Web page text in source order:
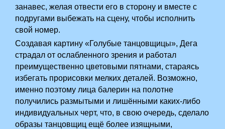
занавес, желая отвести его в сторону и вместе с
подругами выбежать на сцену, чтобы исполнить
свой номер.
Создавая картину «Голубые танцовщицы», Дега
страдал от ослабленного зрения и работал
преимущественно цветовыми пятнами, стараясь
избегать прорисовки мелких деталей. Возможно,
именно поэтому лица балерин на полотне
получились размытыми и лишёнными каких-либо
индивидуальных черт, что, в свою очередь, сделало
образы танцовщиц ещё более изящными,